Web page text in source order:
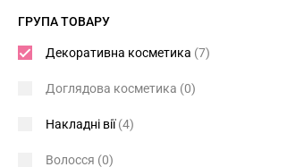
ГРУПА ТОВАРУ
Декоративна косметика (7)
Доглядова косметика (0)
Накладні вії(4)
Волосся (0)